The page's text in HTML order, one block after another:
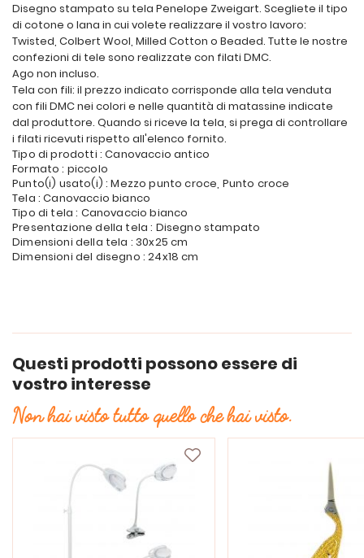
Disegno stampato su tela Penelope Zweigart. Scegliete il tipo
di cotone o lana in cui volete realizzare il vostro lavoro:
Twisted, Colbert Wool, Milled Cotton o Beaded. Tutte le nostre
confezioni di tele sono realizzate con filati DMC.
Ago non incluso.
Tela con fili: il prezzo indicato corrisponde alla tela venduta
con fili DMC nei colori e nelle quantità di matassine indicate
dal produttore. Quando si riceve la tela, si prega di controllare
i filati ricevuti rispetto all'elenco fornito.
Tipo di prodotti : Canovaccio antico
Formato : piccolo
Punto(i) usato(i) : Mezzo punto croce, Punto croce
Tela : Canovaccio bianco
Tipo di tela : Canovaccio bianco
Presentazione della tela : Disegno stampato
Dimensioni della tela : 30x25 cm
Dimensioni del disegno : 24x18 cm
Questi prodotti possono essere di
vostro interesse
Non hai visto tutto quello che hai visto.